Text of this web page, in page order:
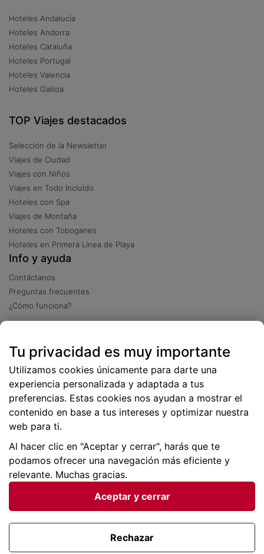
Hoteles Andalucía
Hoteles Andorra
Hoteles Cataluña
Hoteles Portugal
Hoteles Valencia
Hoteles Galicia
TOP Viajes destacados
Selección de la Newsletter
Viajes de Ciudad
Viajes con Niños
Viajes en Todo Incluido
Hoteles con Spa
Viajes de Montaña
Hoteles con Toboganes
Hoteles en Primera Línea de Playa
Info y ayuda
Contáctanos
Preguntas frecuentes
¿Cómo funciona?
Más de 2 millones de descargas
Condiciones generales |Privacidad de datos | Política
Viajes para ti SLU Copyright © BuscoUnChollo.com
Tu privacidad es muy importante
Utilizamos cookies únicamente para darte una
experiencia personalizada y adaptada a tus
preferencias. Estas cookies nos ayudan a mostrar el
contenido en base a tus intereses y optimizar nuestra
web para ti.
Al hacer clic en "Aceptar y cerrar", harás que te
podamos ofrecer una navegación más eficiente y
relevante. Muchas gracias.
Aceptar y cerrar
Rechazar